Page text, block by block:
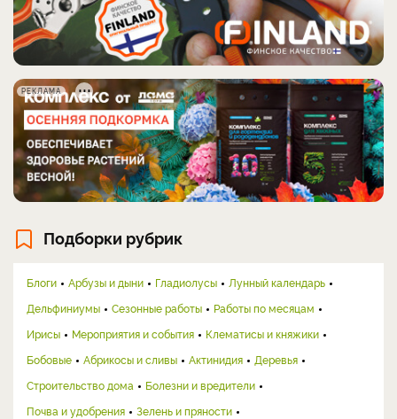
РЕКЛАМА
Подборки рубрик
Блоги Арбузы и дыни Гладиолусы
Лунный календарь
Дельфиниумы
Сезонные работы
Работы по месяцам
Ирисы
Мероприятия и события
Клематисы и княжики
Бобовые
Абрикосы и сливы Актинидия
Деревья
Строительство дома
Болезни и вредители
Почва и удобрения
Зелень и пряности